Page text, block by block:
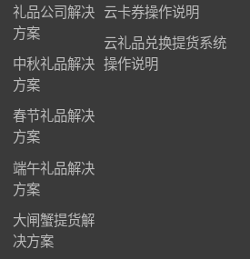
礼品公司解决
方案
中秋礼品解决
方案
春节礼品解决
方案
端午礼品解决
方案
大闸蟹提货解
决方案
云卡券操作说明
云礼品兑换提货系统
操作说明